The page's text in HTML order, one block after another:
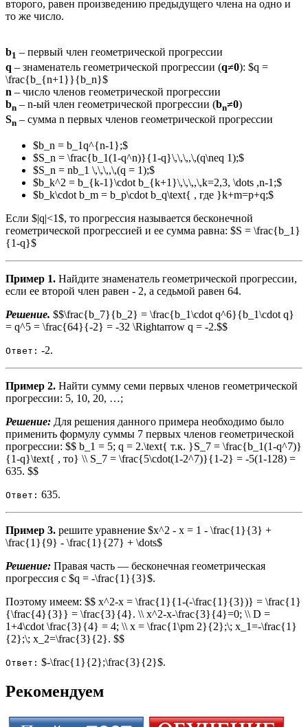
второго, равен произведению предыдущего члена на одно и
то же число.
b1 – первый член геометрической прогрессии
q – знаменатель геометрической прогрессии (q≠0): $q =
\frac{b_{n+1}}{b_n}$
n – число членов геометрической прогрессии
bn – n-ый член геометрической прогрессии (bn≠0)
Sn – сумма n первых членов геометрической прогрессии
$b_n = b_1q^{n-1};$
$S_n = \frac{b_1(1-q^n)}{1-q}\,\,\,,\,(q\neq 1);$
$S_n = nb_1 \,\,\,,\,(q = 1);$
$b_k^2 = b_{k-1}\cdot b_{k+1}\,\,\,,\,k=2,3, \dots ,n-1;$
$b_k\cdot b_m = b_p\cdot b_q\text{ , где }k+m=p+q;$
Если $|q|<1$, то прогрессия называется бесконечной
геометрической прогрессией и ее сумма равна: $S = \frac{b_1}
{1-q}$
Пример 1. Найдите знаменатель геометрической прогрессии,
если ее второй член равен - 2, а седьмой равен 64.
Решение. $$\frac{b_7}{b_2} = \frac{b_1\cdot q^6}{b_1\cdot q}
= q^5 = \frac{64}{-2} = -32 \Rightarrow q = -2.$$
Ответ: -2.
Пример 2. Найти сумму семи первых членов геометрической
прогрессии: 5, 10, 20, …;
Решение: Для решения данного примера необходимо было
применить формулу суммы 7 первых членов геометрической
прогрессии: $$ b_1 = 5; q = 2.\text{ т.к. }S_7 = \frac{b_1(1-q^7)}
{1-q}\text{ , то} \\ S_7 = \frac{5\cdot(1-2^7)}{1-2} = -5(1-128) =
635. $$
Ответ: 635.
Пример 3. решите уравнение $x^2 - x = 1 - \frac{1}{3} +
\frac{1}{9} - \frac{1}{27} + \dots$
Решение: Правая часть — бесконечная геометрическая
прогрессия с $q = -\frac{1}{3}$.
Поэтому имеем: $$ x^2-x = \frac{1}{1-(-\frac{1}{3})} = \frac{1}
{\frac{4}{3}} = \frac{3}{4}. \\ x^2-x-\frac{3}{4}=0; \\ D =
1+4\cdot \frac{3}{4} = 4; \\ x = \frac{1\pm 2}{2};\; x_1=-\frac{1}
{2};\; x_2=\frac{3}{2}. $$
Ответ: $-\frac{1}{2};\frac{3}{2}$.
Рекомендуем